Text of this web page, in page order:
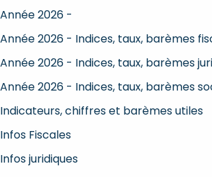
Année 2026 -
Année 2026 - Indices, taux, barèmes
Année 2026 - Indices, taux, barèmes
Année 2026 - Indices, taux, barèmes
Indicateurs, chiffres et barèmes utiles
Infos Fiscales
Infos juridiques